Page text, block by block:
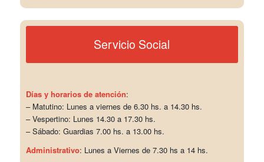
Servicio Social
Días y horarios de atención:
– Matutino: Lunes a viernes de 6.30 hs. a 14.30 hs.
– Vespertino: Lunes 14.30 a 17.30 hs.
– Sábado: Guardias 7.00 hs. a 13.00 hs.
Administrativo: Lunes a Viernes de 7.30 hs a 14 hs.